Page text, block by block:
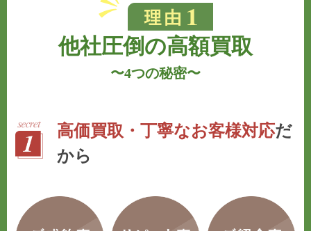
他社圧倒の高額買取
〜4つの秘密〜
高価買取・丁寧なお客様対応だ
から